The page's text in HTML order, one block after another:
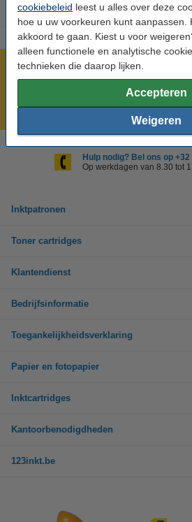
cookiebeleid leest u alles over deze
hoe u uw voorkeuren kunt aanpassen.
akkoord te gaan. Kiest u voor
alleen functionele en analytische
technieken die daarop lijken.
Accepteren
Weigeren
Meer dan 5 miljoen klanten!
Voor 22.00 uur besteld, morgen in huis!
Laagsteprijsgarantie!
Hulp nodig? Bel ons op +32
Op werkdagen van 8.30 tot
Inktpatronen
Toner cartridges
Klantendienst
Bedrijfsinformatie
Toegankelijkheidsverklaring
Papier en fotopapier
Inktcartridges
Kantoorbenodigdheden
123inkt.be